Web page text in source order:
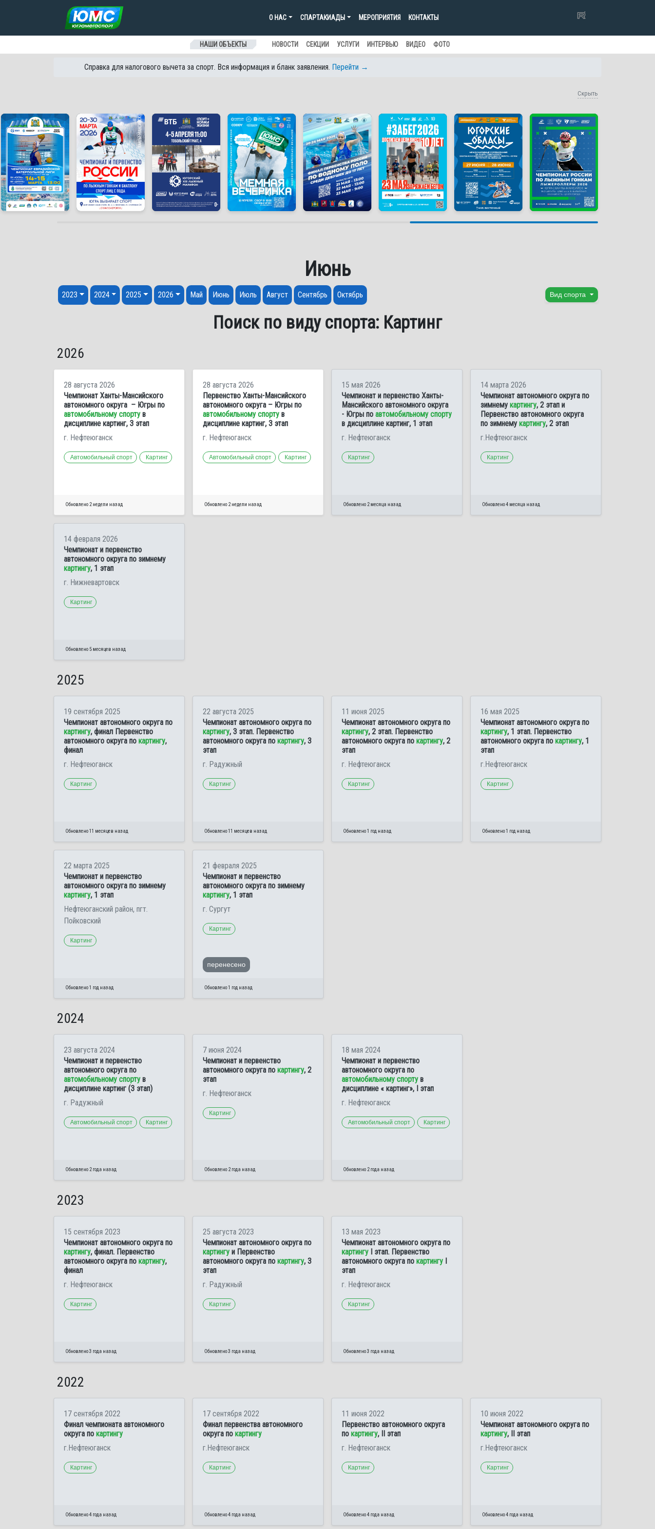
Перейти к содержанию
О НАС СПАРТАКИАДЫ МЕРОПРИЯТИЯ КОНТАКТЫ
НАШИ ОБЪЕКТЫ НОВОСТИ СЕКЦИИ УСЛУГИ ИНТЕРВЬЮ ВИДЕО ФОТО
Справка для налогового вычета за спорт. Вся информация и бланк заявления. Перейти →
Скрыть
Июнь
Перейти к содержанию
2023 2024 2025 2026 Май Июнь Июль Август Сентябрь Октябрь Вид спорта
Поиск по виду спорта: Картинг
2026
28 августа 2026
Чемпионат Ханты-Мансийского
автономного округа – Югры по
автомобильному спорту в
дисциплине картинг, 3 этап
г. Нефтеюганск
Автомобильный спорт Картинг
Обновлено 2 недели назад
28 августа 2026
Первенство Ханты-Мансийского
автономного округа – Югры по
автомобильному спорту в
дисциплине картинг, 3 этап
г. Нефтеюганск
Автомобильный спорт Картинг
Обновлено 2 недели назад
15 мая 2026
Чемпионат и первенство Ханты-
Мансийского автономного округа
- Югры по автомобильному спорту
в дисциплине картинг, 1 этап
г. Нефтеюганск
Картинг
Обновлено 2 месяца назад
14 марта 2026
Чемпионат автономного округа по
зимнему картингу, 2 этап и
Первенство автономного округа
по зимнему картингу, 2 этап
г.Нефтеюганск
Картинг
Обновлено 4 месяца назад
14 февраля 2026
Чемпионат и первенство
автономного округа по зимнему
картингу, 1 этап
г. Нижневартовск
Картинг
Обновлено 5 месяцев назад
2025
19 сентября 2025
Чемпионат автономного округа по
картингу, финал Первенство
автономного округа по картингу,
финал
г. Нефтеюганск
Картинг
Обновлено 11 месяцев назад
22 августа 2025
Чемпионат автономного округа по
картингу, 3 этап. Первенство
автономного округа по картингу, 3
этап
г. Радужный
Картинг
Обновлено 11 месяцев назад
11 июня 2025
Чемпионат автономного округа по
картингу, 2 этап. Первенство
автономного округа по картингу, 2
этап
г. Нефтеюганск
Картинг
Обновлено 1 год назад
16 мая 2025
Чемпионат автономного округа по
картингу, 1 этап. Первенство
автономного округа по картингу, 1
этап
г.Нефтеюганск
Картинг
Обновлено 1 год назад
22 марта 2025
Чемпионат и первенство
автономного округа по зимнему
картингу, 1 этап
Нефтеюганский район, пгт.
Пойковский
Картинг
Обновлено 1 год назад
21 февраля 2025
Чемпионат и первенство
автономного округа по зимнему
картингу, 1 этап
г. Сургут
Картинг
перенесено
Обновлено 1 год назад
2024
23 августа 2024
Чемпионат и первенство
автономного округа по
автомобильному спорту в
дисциплине картинг (3 этап)
г. Радужный
Автомобильный спорт Картинг
Обновлено 2 года назад
7 июня 2024
Чемпионат и первенство
автономного округа по картингу, 2
этап
г. Нефтеюганск
Картинг
Обновлено 2 года назад
18 мая 2024
Чемпионат и первенство
автономного округа по
автомобильному спорту в
дисциплине « картинг», I этап
г. Нефтеюганск
Автомобильный спорт Картинг
Обновлено 2 года назад
2023
15 сентября 2023
Чемпионат автономного округа по
картингу, финал. Первенство
автономного округа по картингу,
финал
г. Нефтеюганск
Картинг
Обновлено 3 года назад
25 августа 2023
Чемпионат автономного округа по
картингу и Первенство
автономного округа по картингу, 3
этап
г. Радужный
Картинг
Обновлено 3 года назад
13 мая 2023
Чемпионат автономного округа по
картингу I этап. Первенство
автономного округа по картингу I
этап
г. Нефтеюганск
Картинг
Обновлено 3 года назад
2022
17 сентября 2022
Финал чемпионата автономного
округа по картингу
г.Нефтеюганск
Картинг
Обновлено 4 года назад
17 сентября 2022
Финал первенства автономного
округа по картингу
г.Нефтеюганск
Картинг
Обновлено 4 года назад
11 июня 2022
Первенство автономного округа
по картингу, II этап
г. Нефтеюганск
Картинг
Обновлено 4 года назад
10 июня 2022
Чемпионат автономного округа по
картингу, II этап
г.Нефтеюганск
Картинг
Обновлено 4 года назад